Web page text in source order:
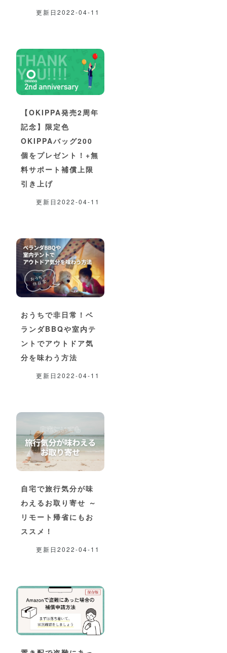
更新日2022-04-11
【OKIPPA発売2周年
記念】限定色
OKIPPAバッグ200
個をプレゼント！+無
料サポート補償上限
引き上げ
更新日2022-04-11
おうちで非日常！ベ
ランダBBQや室内テ
ントでアウトドア気
分を味わう方法
更新日2022-04-11
自宅で旅行気分が味
わえるお取り寄せ ～
リモート帰省にもお
ススメ！
更新日2022-04-11